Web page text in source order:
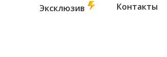
Эксклюзив Контакты